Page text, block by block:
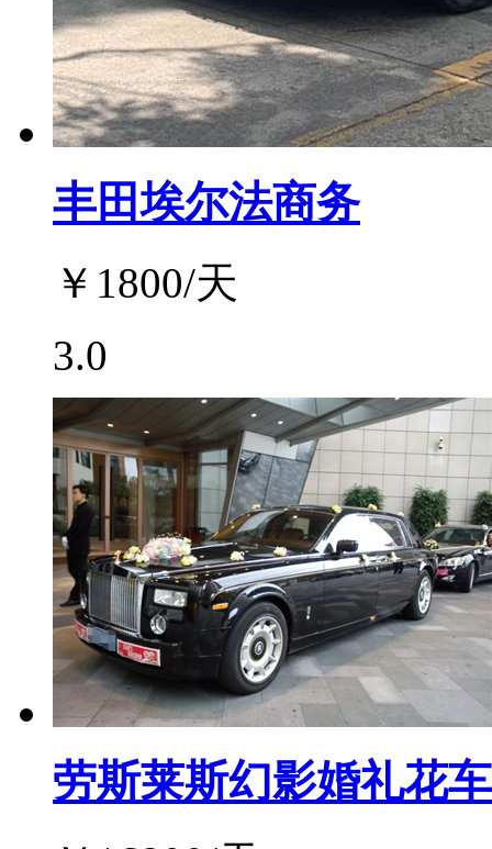
丰田埃尔法商务
￥ 1800/天
3.0
劳斯莱斯幻影婚礼花车